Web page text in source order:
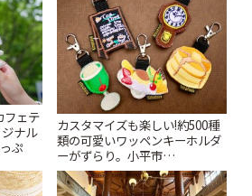
フェテ
ナル
ぷ
カスタマイズも楽しい!約500種
類の可愛いワッペンキーホルダ
ーがずらり。小平市
「Kimamaya T&K」 | ことりっ
ぷ